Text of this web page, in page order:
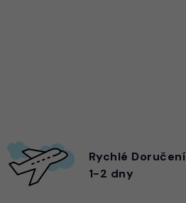
Rychlé Doručení
1-2 dny